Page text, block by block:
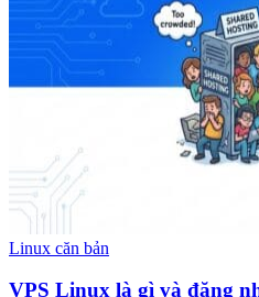
Linux căn bản
VPS Linux là gì và đăng